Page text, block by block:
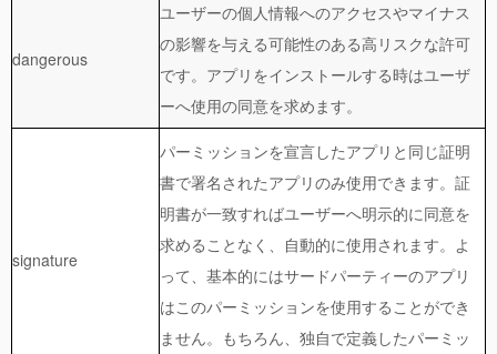
dangerous
ユーザーの個人情報へのアクセスやマイナス
の影響を与える可能性のある高リスクな許可
です。アプリをインストールする時はユーザ
ーへ使用の同意を求めます。
signature
パーミッションを宣言したアプリと同じ証明
書で署名されたアプリのみ使用できます。証
明書が一致すればユーザーへ明示的に同意を
求めることなく、自動的に使用されます。よ
って、基本的にはサードパーティーのアプリ
はこのパーミッションを使用することができ
ません。もちろん、独自で定義したパーミッ